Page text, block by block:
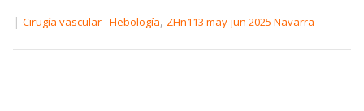
| Cirugía vascular - Flebología, ZHn113 may-jun 2025 Navarra